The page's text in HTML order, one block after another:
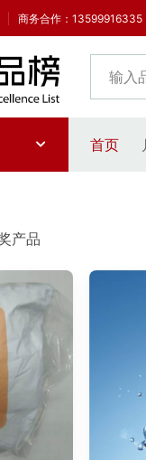
商务合作：13599916335
首页
产品